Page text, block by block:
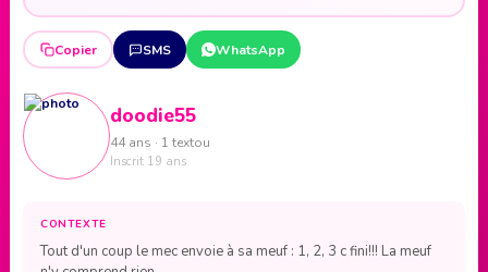
Copier SMS WhatsApp
doodie55
44 ans · 1 textou
Inscrit 19 ans
CONTEXTE
Tout d'un coup le mec envoie à sa meuf : 1, 2, 3 c fini!!! La meuf